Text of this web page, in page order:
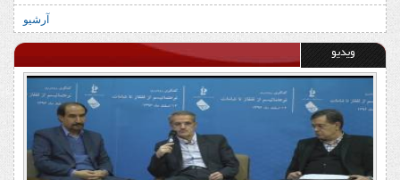
آرشیو
ویدیو